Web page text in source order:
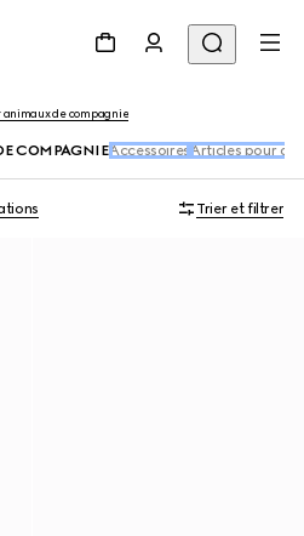
animaux de compagnie
COMPAGNIE Accessoires Articles pour
Trier et filtrer